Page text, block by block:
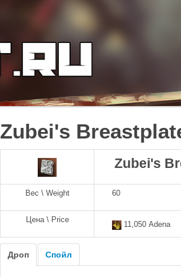
Zubei's
Zubei's
Вес \ Weight 60
Цена \ Price
11,050 Adena
Дроп Спойл